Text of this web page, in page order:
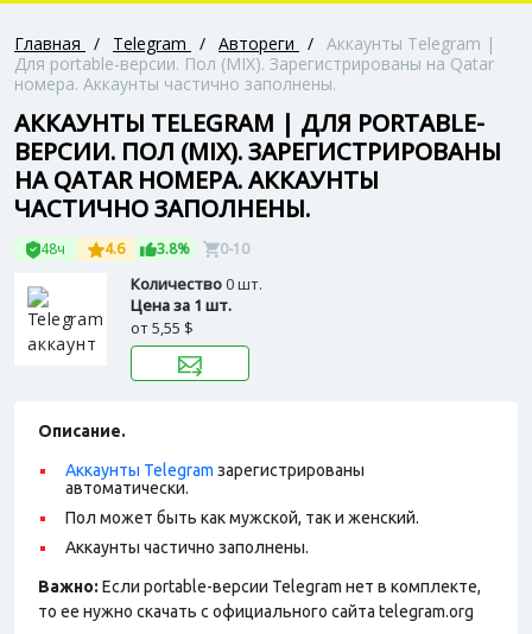
Главная / Telegram / Автореги / Аккаунты Telegram |
Для portable-версии. Пол (MIX). Зарегистрированы на Qatar
номера. Аккаунты частично заполнены.
АККАУНТЫ TELEGRAM | ДЛЯ PORTABLE-
ВЕРСИИ. ПОЛ (MIX). ЗАРЕГИСТРИРОВАНЫ
НА QATAR НОМЕРА. АККАУНТЫ
ЧАСТИЧНО ЗАПОЛНЕНЫ.
48ч 4.6 3.8% 0-10
Количество0 шт.
Цена за 1 шт.
от5,55 $
Описание.
Аккаунты Telegram зарегистрированы
автоматически.
Пол может быть как мужской, так и женский.
Аккаунты частично заполнены.
Важно: Если portable-версии Telegram нет в комплекте,
то ее нужно скачать с официального сайта telegram.org